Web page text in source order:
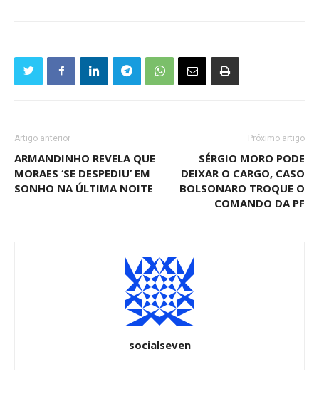
Artigo anterior
ARMANDINHO REVELA QUE
MORAES ‘SE DESPEDIU’ EM
SONHO NA ÚLTIMA NOITE
Próximo artigo
SÉRGIO MORO PODE
DEIXAR O CARGO, CASO
BOLSONARO TROQUE O
COMANDO DA PF
socialseven